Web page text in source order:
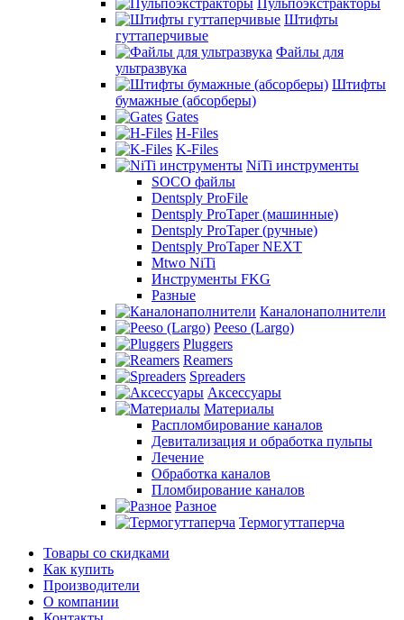
Пульпоэкстракторы
Штифты
гуттаперчивые
Файлы для
ультразвука
Штифты
бумажные (абсорберы)
Gates
H-Files
K-Files
NiTi инструменты
SOCO файлы
Dentsply ProFile
Dentsply ProTaper (машинные)
Dentsply ProTaper (ручные)
Dentsply ProTaper NEXT
Mtwo NiTi
Инструменты FKG
Разные
Каналонаполнители
Peeso (Largo)
Pluggers
Reamers
Spreaders
Аксессуары
Материалы
Распломбирование каналов
Девитализация и обработка пульпы
Лечение
Обработка каналов
Пломбирование каналов
Разное
Термогуттаперча
Товары со скидками
Как купить
Производители
О компании